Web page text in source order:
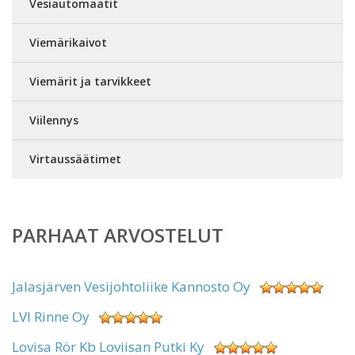
Vesiautomaatit
Viemärikaivot
Viemärit ja tarvikkeet
Viilennys
Virtaussäätimet
PARHAAT ARVOSTELUT
Jalasjärven Vesijohtoliike Kannosto Oy
LVI Rinne Oy
Lovisa Rör Kb Loviisan Putki Ky